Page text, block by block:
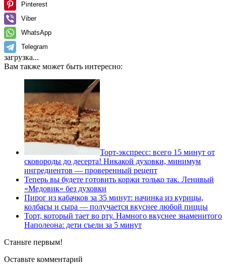
Pinterest
Viber
WhatsApp
Telegram
загрузка...
Вам также может быть интересно:
Торт-экспресс: всего 15 минут от
сковороды до десерта! Никакой духовки, минимум
ингредиентов — проверенный рецепт
Теперь вы будете готовить коржи только так. Ленивый
«Медовик» без духовки
Пирог из кабачков за 35 минут: начинка из курицы,
колбасы и сыра — получается вкуснее любой пиццы
Торт, который тает во рту. Намного вкуснее знаменитого
Наполеона: дети съели за 5 минут
Станьте первым!
Оставьте комментарий